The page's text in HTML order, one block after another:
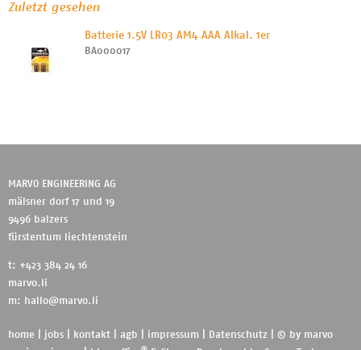
Zuletzt gesehen
Batterie 1.5V LR03 AM4 AAA Alkal. 1er
BA000017
MARVO ENGINEERING AG
mälsner dorf 17 und 19
9496 balzers
fürstentum liechtenstein
t: +423 384 24 16
marvo.li
m:
hallo@marvo.li
home jobs kontakt agb impressum Datenschutz | © by marvo